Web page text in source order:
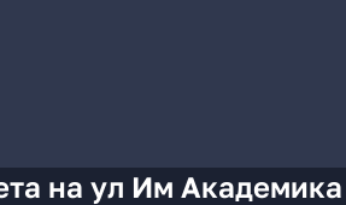
на ул Им